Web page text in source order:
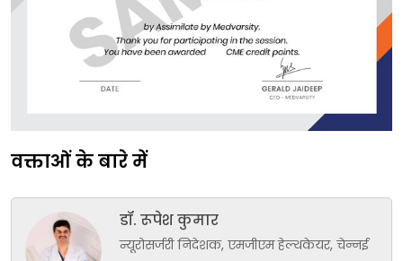
वक्ताओं के बारे में
डॉ. रूपेश कुमार
न्यूरोसर्जरी निदेशक, एमजीएम हेल्थकेयर, चेन्नई